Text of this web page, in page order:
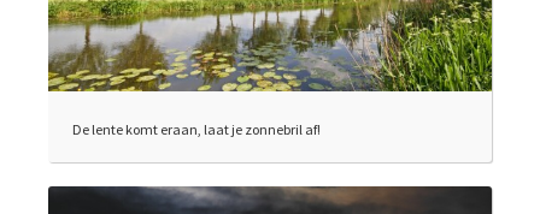
De lente komt eraan, laat je zonnebril af!